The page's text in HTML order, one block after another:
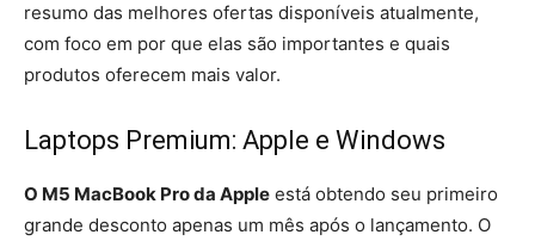
resumo das melhores ofertas disponíveis atualmente,
com foco em por que elas são importantes e quais
produtos oferecem mais valor.
Laptops Premium: Apple e Windows
O M5 MacBook Pro da Apple está obtendo seu primeiro
grande desconto apenas um mês após o lançamento. O